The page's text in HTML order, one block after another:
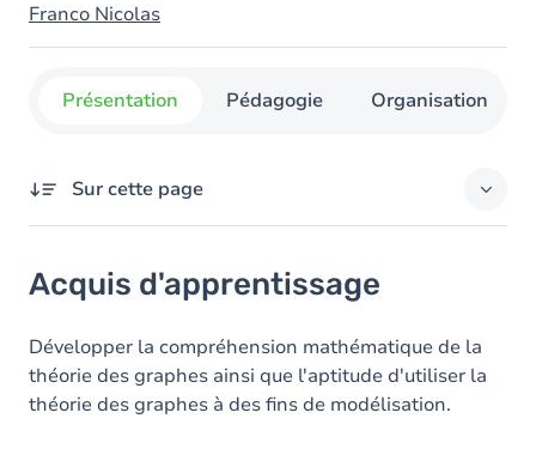
Franco Nicolas
Présentation Pédagogie Organisation
Sur cette page
Objectifs
Contenu
Acquis d'apprentissage
Développer la compréhension mathématique de la
théorie des graphes ainsi que l'aptitude d'utiliser la
théorie des graphes à des fins de modélisation.